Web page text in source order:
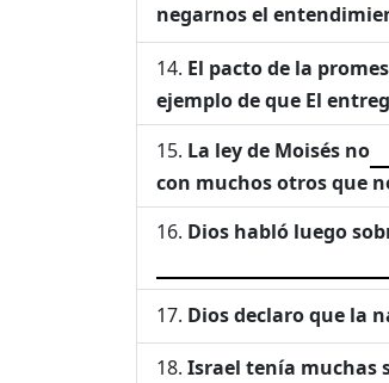
negarnos el
El pacto de la
ejemplo de que El
La ley de Moisés no
con muchos otros que
Dios habló luego
Dios declaro que la
Israel tenía muchas